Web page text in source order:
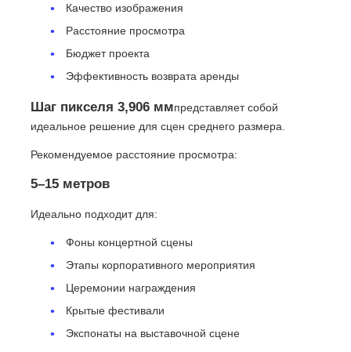
Качество изображения
Расстояние просмотра
Бюджет проекта
Эффективность возврата аренды
Шаг пикселя 3,906 ммпредставляет собой
идеальное решение для сцен среднего размера.
Рекомендуемое расстояние просмотра:
5–15 метров
Идеально подходит для:
Фоны концертной сцены
Этапы корпоративного мероприятия
Церемонии награждения
Крытые фестивали
Экспонаты на выставочной сцене